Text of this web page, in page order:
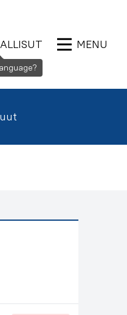
MENU